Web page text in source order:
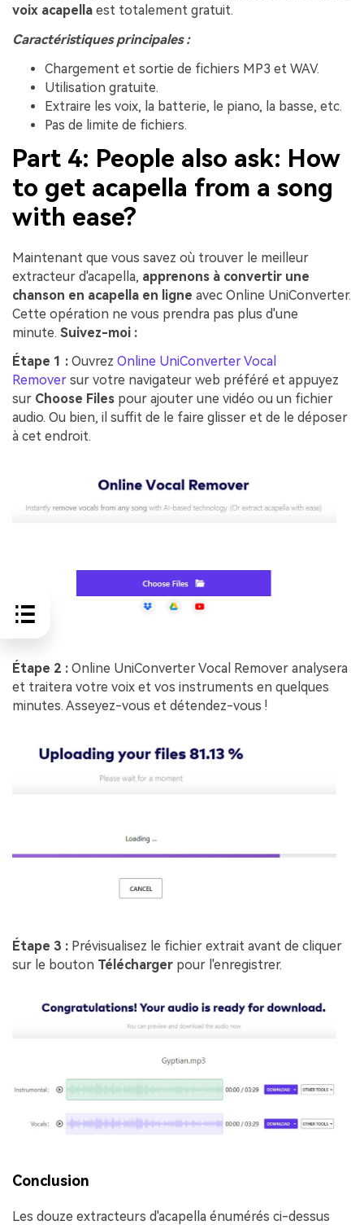
voix acapella est totalement gratuit.
Caractéristiques principales :
Chargement et sortie de fichiers MP3 et WAV.
Utilisation gratuite.
Extraire les voix, la batterie, le piano, la basse, etc.
Pas de limite de fichiers.
Part 4: People also ask: How
to get acapella from a song
with ease?
Maintenant que vous savez où trouver le meilleur
extracteur d'acapella, apprenons à convertir une
chanson en acapella en ligne avec Online UniConverter.
Cette opération ne vous prendra pas plus d'une
minute. Suivez-moi :
Étape 1 : Ouvrez Online UniConverter Vocal
Remover sur votre navigateur web préféré et appuyez
sur Choose Files pour ajouter une vidéo ou un fichier
audio. Ou bien, il suffit de le faire glisser et de le déposer
à cet endroit.
Étape 2 : Online UniConverter Vocal Remover analysera
et traitera votre voix et vos instruments en quelques
minutes. Asseyez-vous et détendez-vous !
Étape 3 : Prévisualisez le fichier extrait avant de cliquer
sur le bouton Télécharger pour l'enregistrer.
Conclusion
Les douze extracteurs d'acapella énumérés ci-dessus